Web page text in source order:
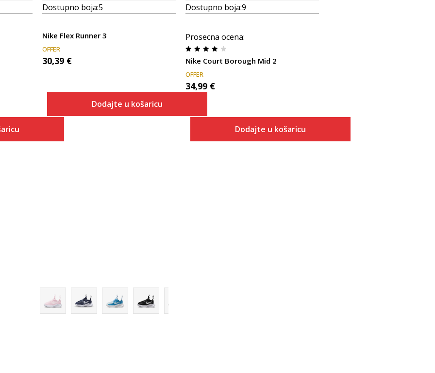
Dostupno boja:5
Nike Flex Runner 3
OFFER
30,39 €
Dodajte u košaricu
Dostupno boja:9
Prosecna ocena:
Nike Court Borough Mid 2
OFFER
34,99 €
Dodajte u košaricu